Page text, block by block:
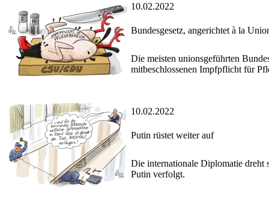
10.02.2022
Bundesgesetz, angerichtet à la
Die meisten unionsgeführten
mitbeschlossenen Impfpflicht für
10.02.2022
Putin rüstet weiter auf
Die internationale Diplomatie dreht
Putin verfolgt.